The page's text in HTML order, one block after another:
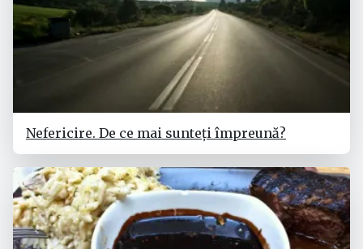
Nefericire. De ce mai sunteți împreună?